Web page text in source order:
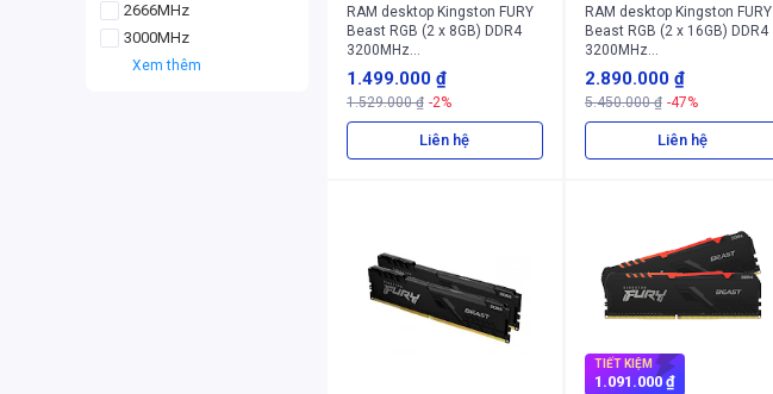
2666MHz
3000MHz
Xem thêm
RAM desktop Kingston FURY
Beast RGB (2 x 8GB) DDR4
3200MHz
(KF432C16BBAK2/16)
1.499.000 ₫
1.529.000 ₫ -2%
Liên hệ
RAM desktop Kingston FURY
Beast RGB (2 x 16GB) DDR4
3200MHz
(KF432C16BB1AK2/32)
2.890.000 ₫
5.450.000 ₫ -47%
Liên hệ
TIẾT KIỆM
1.091.000 ₫